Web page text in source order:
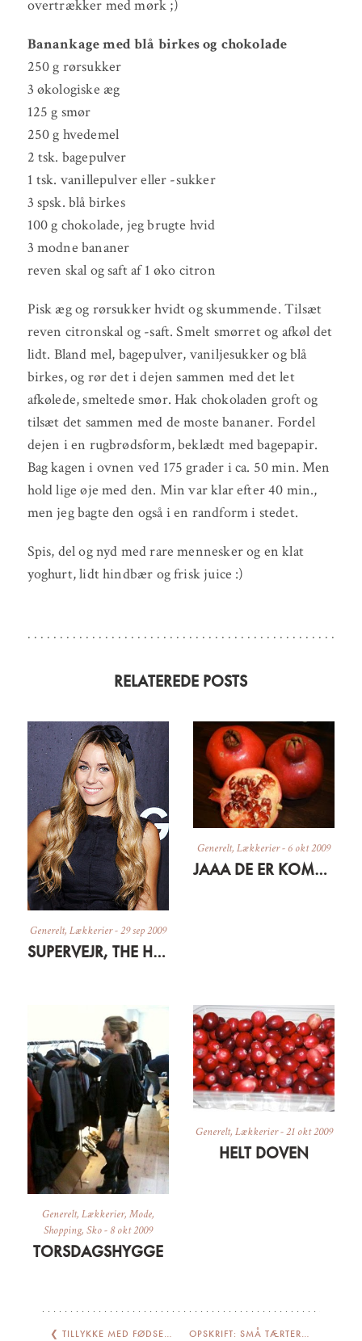
overtrækker med mørk ;)
Banankage med blå birkes og chokolade
250 g rørsukker
3 økologiske æg
125 g smør
250 g hvedemel
2 tsk. bagepulver
1 tsk. vanillepulver eller -sukker
3 spsk. blå birkes
100 g chokolade, jeg brugte hvid
3 modne bananer
reven skal og saft af 1 øko citron
Pisk æg og rørsukker hvidt og skummende. Tilsæt
reven citronskal og -saft. Smelt smørret og afkøl det
lidt. Bland mel, bagepulver, vaniljesukker og blå
birkes, og rør det i dejen sammen med det let
afkølede, smeltede smør. Hak chokoladen groft og
tilsæt det sammen med de moste bananer. Fordel
dejen i en rugbrødsform, beklædt med bagepapir.
Bag kagen i ovnen ved 175 grader i ca. 50 min. Men
hold lige øje med den. Min var klar efter 40 min.,
men jeg bagte den også i en randform i stedet.
Spis, del og nyd med rare mennesker og en klat
yoghurt, lidt hindbær og frisk juice :)
RELATEREDE POSTS
Generelt, Lækkerier-29 sep 2009
SUPERVEJR, THE HILLS OG SEN FROKOST
Generelt,Lækkerier- 6 okt 2009
JAAA DE ER KOMMET
Generelt, Lækkerier, Mode,
Shopping, Sko-8 okt 2009
TORSDAGSHYGGE
Generelt, Lækkerier-21 okt 2009
HELT DOVEN
❮ TILLYKKE MED FØDSELSDAGEN IRMA! OPSKRIFT: SMÅ TÆRTER// GALETTES